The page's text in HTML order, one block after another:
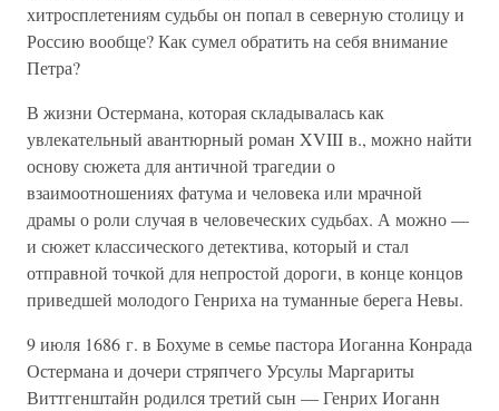
хитросплетениям судьбы он попал в северную столицу и
Россию вообще? Как сумел обратить на себя внимание
Петра?
В жизни Остермана, которая складывалась как
увлекательный авантюрный роман XVIII в., можно найти
основу сюжета для античной трагедии о
взаимоотношениях фатума и человека или мрачной
драмы о роли случая в человеческих судьбах. А можно —
и сюжет классического детектива, который и стал
отправной точкой для непростой дороги, в конце концов
приведшей молодого Генриха на туманные берега Невы.
9 июля 1686 г. в Бохуме в семье пастора Иоганна Конрада
Остермана и дочери стряпчего Урсулы Маргариты
Виттгенштайн родился третий сын — Генрих Иоганн